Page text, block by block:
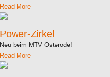
Read More
Power-Zirkel
Neu beim MTV Osterode!
Read More